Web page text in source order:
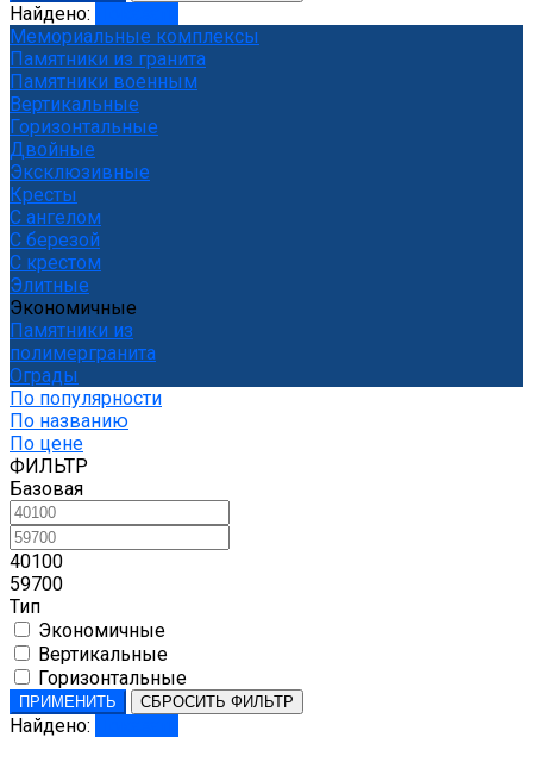
Найдено:
Мемориальные комплексы
Памятники из гранита
Памятники военным
Вертикальные
Горизонтальные
Двойные
Эксклюзивные
Кресты
С ангелом
С березой
С крестом
Элитные
Экономичные
Памятники из
полимергранита
Ограды
По популярности
По названию
По цене
ФИЛЬТР
Базовая
40100
59700
Тип
Экономичные
Вертикальные
Горизонтальные
ПРИМЕНИТЬ СБРОСИТЬ ФИЛЬТР
Найдено: